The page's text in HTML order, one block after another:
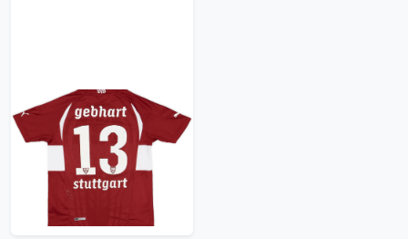
2010-11 Stuttgart
Away Shirt Gebhart
#13 - 6/10 - (S.Boys)
17.99£ · ca. €21
Trikot kaufen